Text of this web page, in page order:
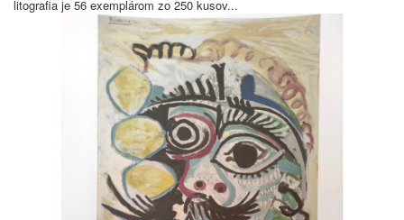
litografia je 56 exemplárom zo 250 kusov...